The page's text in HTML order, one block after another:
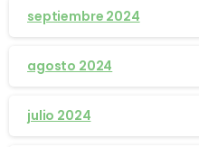
septiembre 2024
agosto 2024
julio 2024